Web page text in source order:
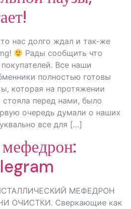
нас долго ждал и так-же
Рады сообщить что
Все наши
полностью готовы
которая на протяжении
стояла перед нами, было
очередь думали о наших
все для […]
MЕФЕДРОН
ОЧИСТКИ. Сверкающие как